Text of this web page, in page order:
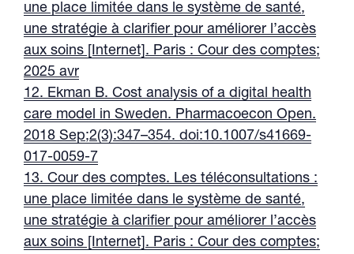
une place limitée dans le système de santé,
une stratégie à clarifier pour améliorer l’accès
aux soins [Internet]. Paris : Cour des comptes;
2025 avr
12. Ekman B. Cost analysis of a digital health
care model in Sweden. Pharmacoecon Open.
2018 Sep;2(3):347–354. doi:10.1007/s41669-
017-0059-7
13. Cour des comptes. Les téléconsultations :
une place limitée dans le système de santé,
une stratégie à clarifier pour améliorer l’accès
aux soins [Internet]. Paris : Cour des comptes;